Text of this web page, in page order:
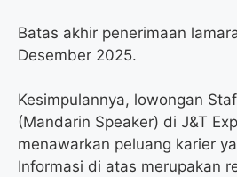
Batas akhir penerimaan
Desember 2025.
Kesimpulannya, lowongan
(Mandarin Speaker) di J&T
menawarkan peluang karier
Informasi di atas merupakan